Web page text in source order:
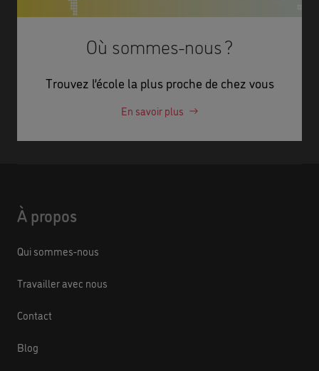
Où sommes-nous ?
Trouvez l’école la plus proche de chez vous
En savoir plus
À propos
Qui sommes-nous
Travailler avec nous
Contact
Blog